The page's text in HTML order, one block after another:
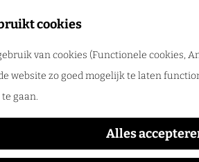
cookies
van cookies (Functionele cookies,
website zo goed mogelijk te laten
gaan.
Alles
Nijmegen samen met een gids. Ga
Hotel